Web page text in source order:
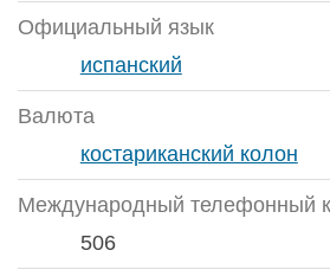
Официальный язык
испанский
Валюта
костариканский колон
Международный телефонный
506